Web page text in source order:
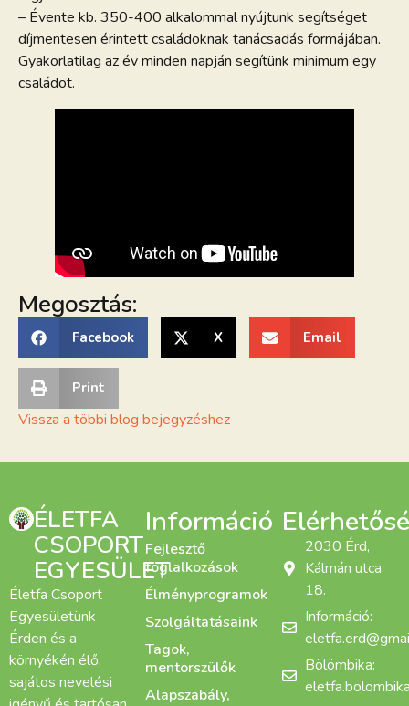
– Évente kb. 350-400 alkalommal nyújtunk segítséget
díjmentesen érintett családoknak tanácsadás formájában.
Gyakorlatilag az év minden napján segítünk minimum egy
családot.
Megosztás:
Facebook X Email
Print
Vissza a többi blog bejegyzéshez
ÉLETFA
CSOPORT
EGYESÜLET
Életfa Csoport
Egyesületünk
Érden és a
környékén élő,
sajátos nevelési
Információ
Fejlesztő
foglalkozások
Élményprogramok
Szolgáltatásaink
Tagok,
mentorszülők
Alapszabály,
2030 Érd,
Kálmán utca
18.
Információ:
Bölömbika: